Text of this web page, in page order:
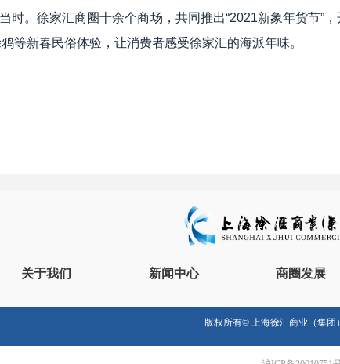
。徐家汇商圈十余个商场，共同推出“2021新象年货节”
等新春民俗体验，让消费者感受徐家汇的海派年味。
关于我们 新闻中心 商圈发展
版权所有© 上海徐汇商业（集团